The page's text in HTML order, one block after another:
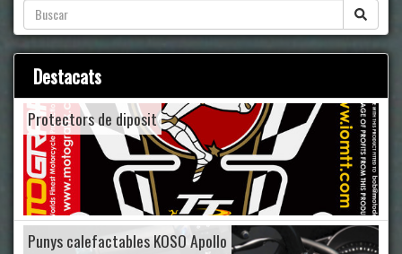
Destacats
Protectors de diposit
Punys calefactables KOSO Apollo